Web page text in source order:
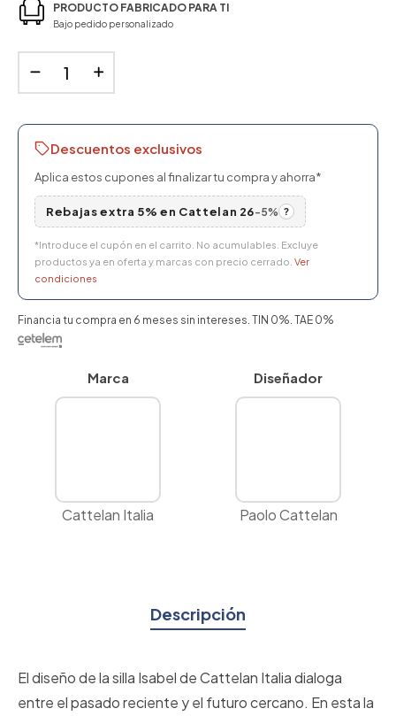
PRODUCTO FABRICADO PARA TI
Bajo pedido personalizado
Descuentos exclusivos
Aplica estos cupones al finalizar tu compra y ahorra*
Rebajas extra 5% en Cattelan 26-5% ?
*Introduce el cupón en el carrito. No acumulables. Excluye
productos ya en oferta y marcas con precio cerrado. Ver
condiciones
Financia tu compra en 6 meses sin intereses. TIN 0%. TAE 0%
Marca
Cattelan Italia
Diseñador
Paolo Cattelan
Descripción
El diseño de la silla Isabel de Cattelan Italia dialoga
entre el pasado reciente y el futuro cercano. En esta la